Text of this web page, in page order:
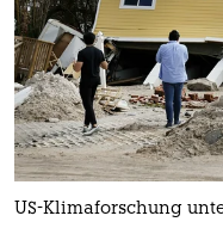
US-Klimaforschung